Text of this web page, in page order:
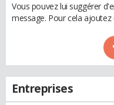
Vous pouvez lui suggérer
message. Pour cela
Entreprises